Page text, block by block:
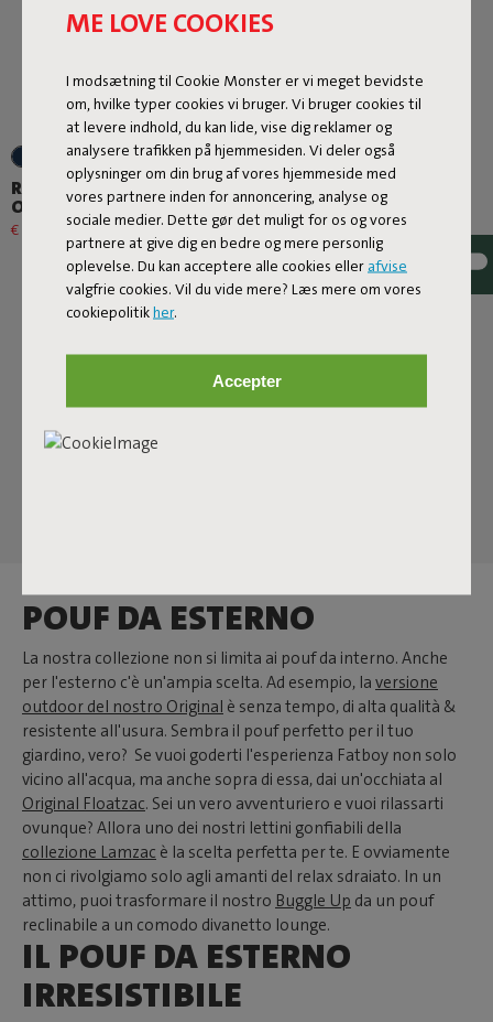
ME LOVE COOKIES
I modsætning til Cookie Monster er vi meget bevidste
om, hvilke typer cookies vi bruger. Vi bruger cookies til
at levere indhold, du kan lide, vise dig reklamer og
analysere trafikken på hjemmesiden. Vi deler også
oplysninger om din brug af vores hjemmeside med
vores partnere inden for annoncering, analyse og
sociale medier. Dette gør det muligt for os og vores
partnere at give dig en bedre og mere personlig
oplevelse. Du kan acceptere alle cookies eller afvise
valgfrie cookies. Vil du vide mere? Læs mere om vores
cookiepolitikher.
Accepter
+6
Rock 'n Roll + Original
Outdoor Dark Ocean
€ 508,30 € 598,00 -15%
+6
Rock 'n Roll + Original
Outdoor Thunder Grey
€ 508,30 € 598,00 -15%
Página siguiente
POUF DA ESTERNO
La nostra collezione non si limita ai pouf da interno. Anche
per l'esterno c'è un'ampia scelta. Ad esempio, la versione
outdoor del nostro Original è senza tempo, di alta qualità &
resistente all'usura. Sembra il pouf perfetto per il tuo
giardino, vero? Se vuoi goderti l'esperienza Fatboy non solo
vicino all'acqua, ma anche sopra di essa, dai un'occhiata al
Original Floatzac. Sei un vero avventuriero e vuoi rilassarti
ovunque? Allora uno dei nostri lettini gonfiabili della
collezione Lamzac è la scelta perfetta per te. E ovviamente
non ci rivolgiamo solo agli amanti del relax sdraiato. In un
attimo, puoi trasformare il nostro Buggle Up da un pouf
reclinabile a un comodo divanetto lounge.
IL POUF DA ESTERNO
IRRESISTIBILE